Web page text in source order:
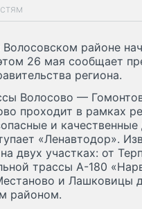
районе
26 мая сообщает
региона.
Волосово —
проходит в рамках
и качественные
«Ленавтодор».
двух участках: от
трассы А-180
и Лашковицы
районом.